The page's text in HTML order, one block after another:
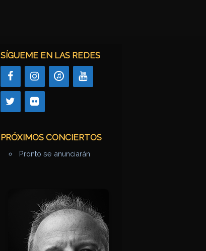
SÍGUEME EN LAS REDES
PRÓXIMOS CONCIERTOS
Pronto se anunciarán